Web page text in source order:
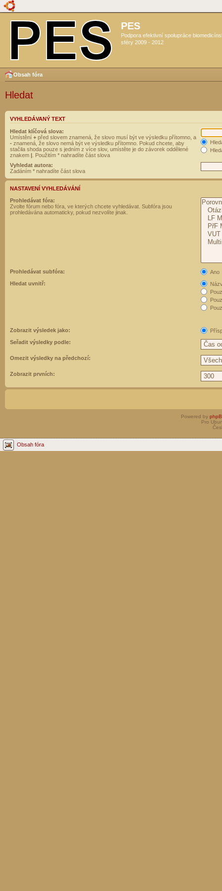
PES
Podpora efektivní spolupráce
sféry 2009 - 2012
Obsah fóra
Hledat
VYHLEDÁVANÝ TEXT
Hledat klíčová slova:
Umístění + před slovem znamená, že slovo musí být ve výsledku přítomno, a
- znamená, že slovo nemá být ve výsledku přítomno. Pokud chcete, aby
stačila shoda pouze s jedním z více slov, umístěte je do závorek oddělené
znakem | . Použitím * nahradíte část slova
Vyhledat autora:
Zadáním * nahradíte část slova
NASTAVENÍ VYHLEDÁVÁNÍ
Prohledávat fóra:
Zvolte fórum nebo fóra, ve kterých chcete vyhledávat. Subfóra jsou
prohledávána automaticky, pokud nezvolíte jinak.
Prohledávat subfóra:
Ano
Hledat uvnitř:
Zobrazit výsledek jako:
Seřadit výsledky podle:
Omezit výsledky na předchozí:
Zobrazit prvních:
Powered by
Pro
Obsah fóra